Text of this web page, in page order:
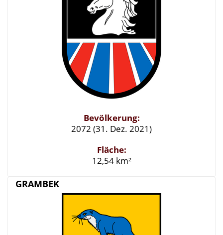
Bevölkerung:
2072 (31. Dez. 2021)
Fläche:
12,54 km²
GRAMBEK